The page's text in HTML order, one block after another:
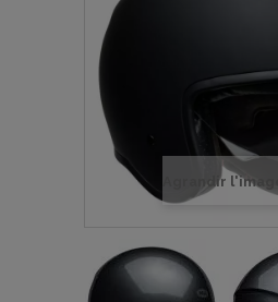
Agrandir l'image